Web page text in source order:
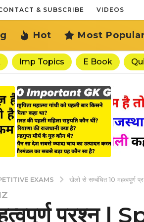
& SUBSCRIBE VIDEOS
Hot Most Popular
Imp Topics E Book
EXAMS खेलो से सम्बंधित 10
प्रश्न |